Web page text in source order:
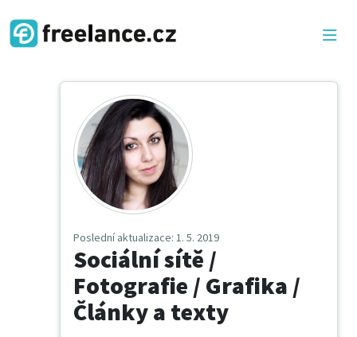
Poslední aktualizace: 1. 5. 2019
Sociální sítě /
Fotografie / Grafika /
Články a texty